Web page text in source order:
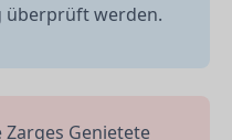
überprüft werden.
Zarges Genietete